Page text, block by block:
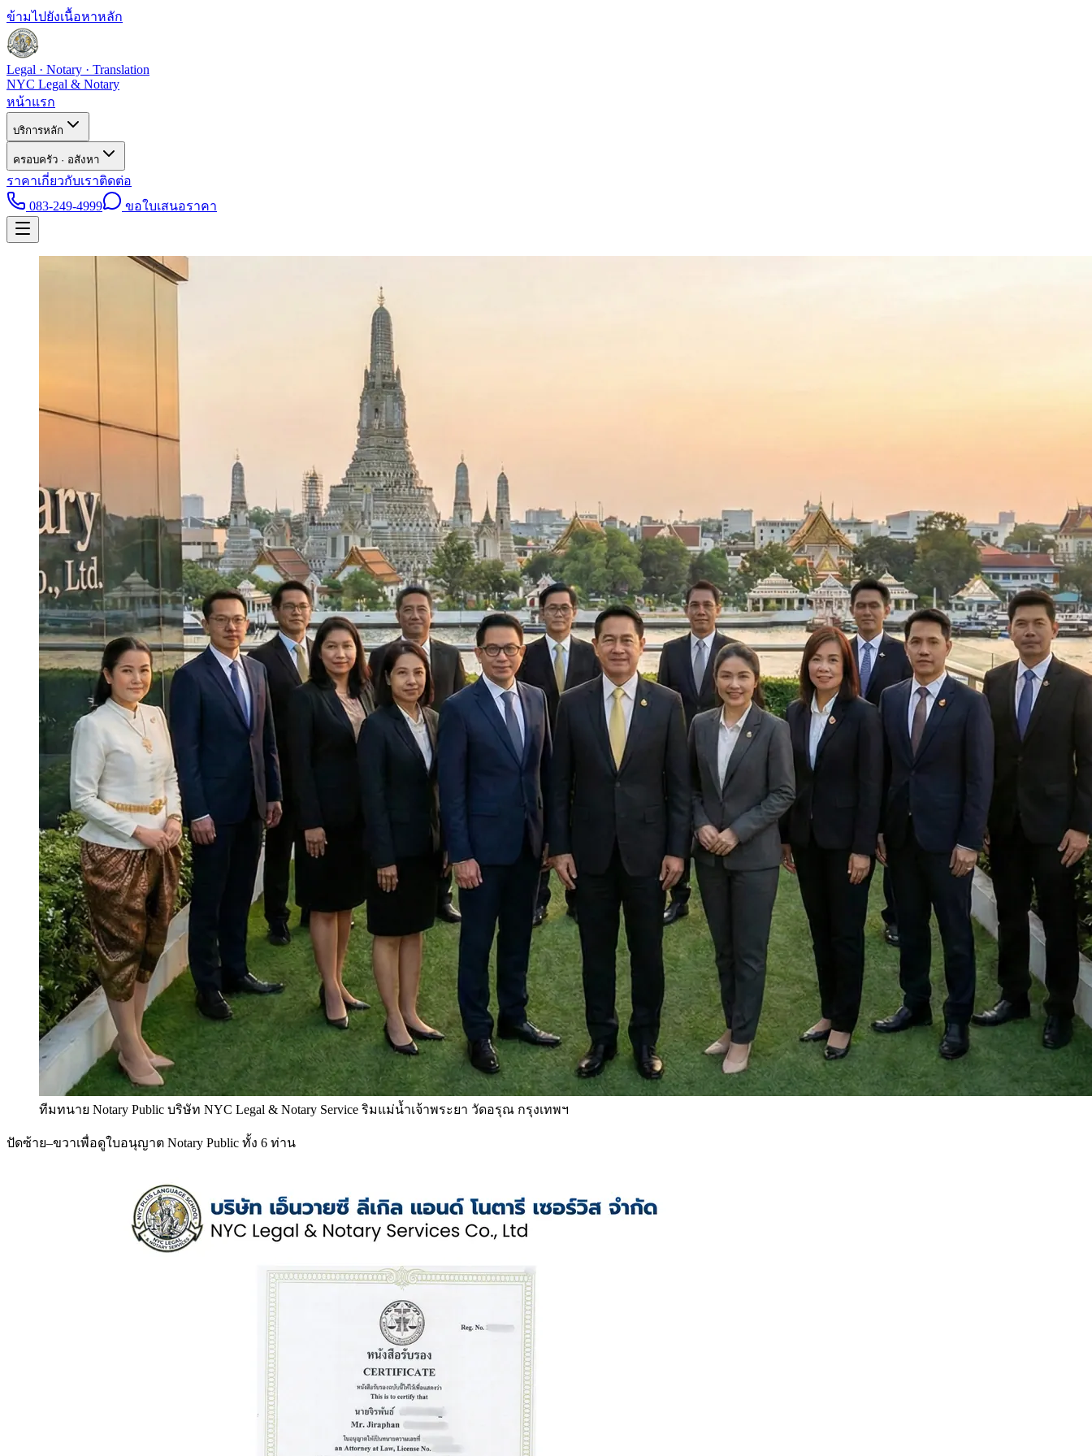
ข้ามไปยังเนื้อหาหลัก
Legal · Notary · Translation
NYC Legal & Notary
หน้าแรก
บริการหลัก
ครอบครัว · อสังหา
ราคาเกี่ยวกับเราติดต่อ
083-249-4999
ขอใบเสนอราคา
ทีมทนาย Notary Public บริษัท NYC Legal & Notary Service ริมแม่น้ำเจ้าพระยา วัดอรุณ กรุงเทพฯ
ปัดซ้าย–ขวาเพื่อดูใบอนุญาต Notary Public ทั้ง 6 ท่าน